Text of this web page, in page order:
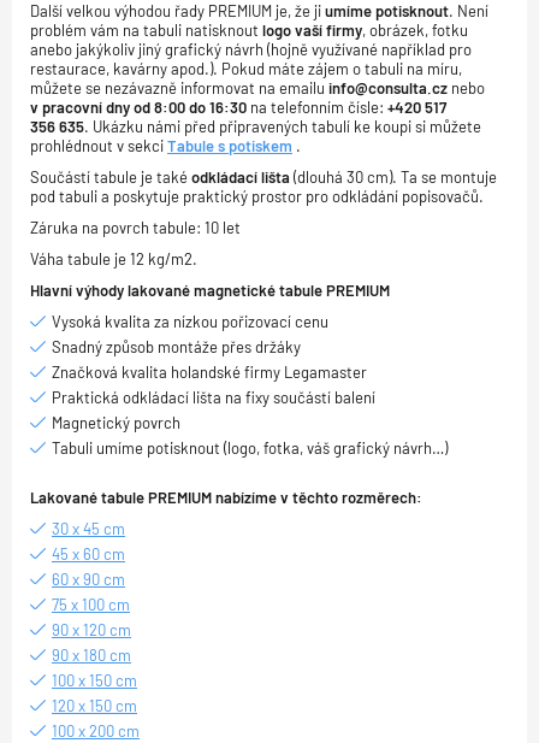
Další velkou výhodou řady PREMIUM je, že jiumíme potisknout. Není
problém vám na tabuli natisknout logo vaší firmy, obrázek, fotku
anebo jakýkoliv jiný grafický návrh (hojně využívané například pro
restaurace, kavárny apod.). Pokud máte zájem o tabuli na míru,
můžete se nezávazně informovat na emailu info@consulta.cz nebo
v pracovní dny od 8:00 do 16:30 na telefonním čísle: +420 517
356 635. Ukázku námi před připravených tabulí ke koupi si můžete
prohlédnout v sekciTabule s potiskem .
Součástí tabule je takéodkládací lišta (dlouhá 30 cm). Ta se montuje
pod tabuli a poskytuje praktický prostor pro odkládání popisovačů.
Záruka na povrch tabule: 10 let
Váha tabule je 12 kg/m2.
Hlavní výhody lakované magnetické tabule PREMIUM
Vysoká kvalita za nízkou pořizovací cenu
Snadný způsob montáže přes držáky
Značková kvalita holandské firmy Legamaster
Praktická odkládací lišta na fixy součástí balení
Magnetický povrch
Tabuli umíme potisknout (logo, fotka, váš grafický návrh…)
Lakované tabule PREMIUM nabízíme v těchto rozměrech:
30 x 45 cm
45 x 60 cm
60 x 90 cm
75 x 100 cm
90 x 120 cm
90 x 180 cm
100 x 150 cm
120 x 150 cm
100 x 200 cm